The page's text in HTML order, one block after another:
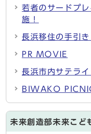
若者のサードプ
施！
長浜移住の手引
PR MOVIE
長浜市内サテラ
BIWAKO
未来創造部未来こど